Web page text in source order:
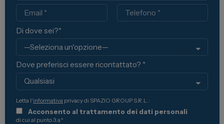
Email Telefono
Di dove sei?*
Dove preferisci essere ricontattato? *
Letta l'informativa privacy di SPAZIO GROUP S.R.L.:
Acconsento al trattamento dei dati personali
di cui al punto 3.a*